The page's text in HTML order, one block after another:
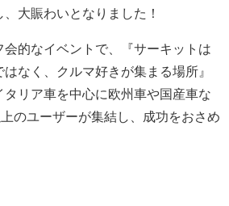
大賑わいとなりました！
的なイベントで、『サーキットは
なく、クルマ好きが集まる場所』
リア車を中心に欧州車や国産車な
のユーザーが集結し、成功をおさめ